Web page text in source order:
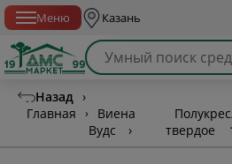
Меню Казань
Назад ›
Главная
›
Виена
Вудс
›
твердое